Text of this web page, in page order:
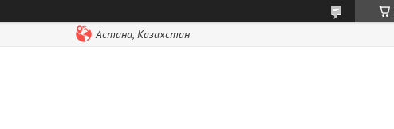
Астана, Казахстан